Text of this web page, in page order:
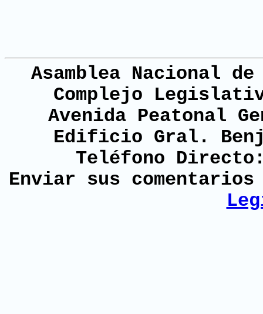
Asamblea Nacional
Complejo
Avenida Peatonal
Edificio Gral.
Teléfono
Enviar sus